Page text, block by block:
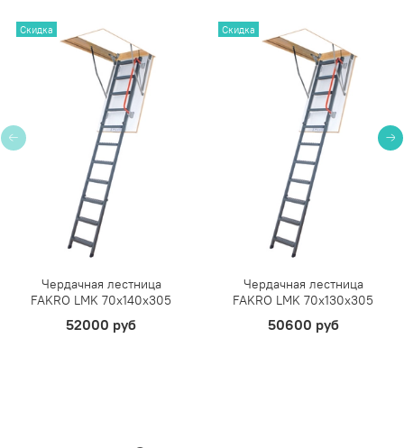
Скидка
Чердачная лестница
FAKRO LMK 70х140х305
52000 руб
Скидка
Чердачная лестница
FAKRO LMK 70х130х305
50600 руб